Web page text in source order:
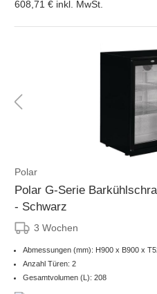
608,71 € inkl. MwSt.
Polar
Polar G-Serie
- Schwarz
3 Wochen
Abmessungen (mm): H900 x B900 x
Anzahl Türen: 2
Gesamtvolumen (L): 208